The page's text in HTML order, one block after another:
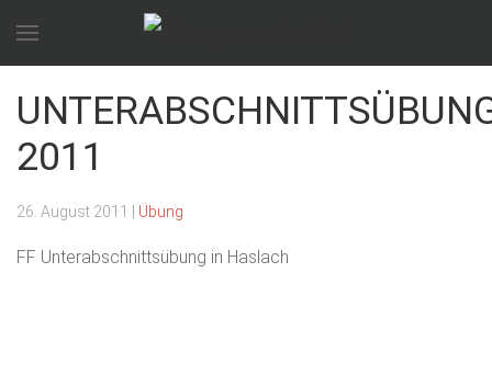
2011
26. August 2011 Übung
FF Unterabschnittsübung in Haslach